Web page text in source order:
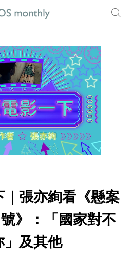
｜張亦絢看《懸案
》：「國家對不
」及其他